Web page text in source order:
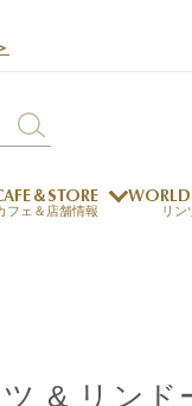
＆STORE
フェ＆店舗情報 リン
ートと紅茶& リンド